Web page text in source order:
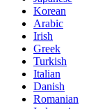
Korean
Arabic
Irish
Greek
Turkish
Italian
Danish
Romanian